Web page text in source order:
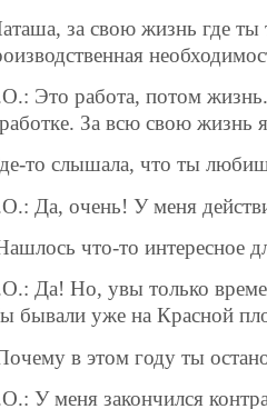
за свою жизнь где
Это работа, потом жизнь.
За всю свою жизнь
то слышала, что ты
Да, очень! У меня
что-то интересное
Да! Но, увы только
бывали уже на Красной
в этом году ты
У меня закончился